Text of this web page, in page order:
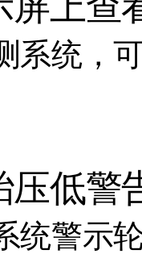
屏上查
系统，
压低警
统警示